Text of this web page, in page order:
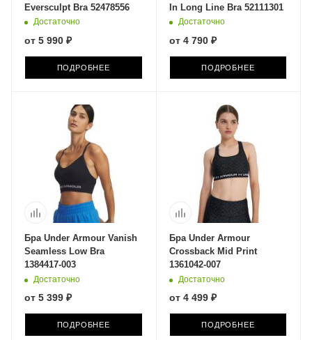
Eversculpt Bra 52478556
Достаточно
от 5 990 ₽
ПОДРОБНЕЕ
In Long Line Bra 52111301
Достаточно
от 4 790 ₽
ПОДРОБНЕЕ
Бра Under Armour Vanish
Seamless Low Bra
1384417-003
Достаточно
от 5 399 ₽
ПОДРОБНЕЕ
Бра Under Armour
Crossback Mid Print
1361042-007
Достаточно
от 4 499 ₽
ПОДРОБНЕЕ